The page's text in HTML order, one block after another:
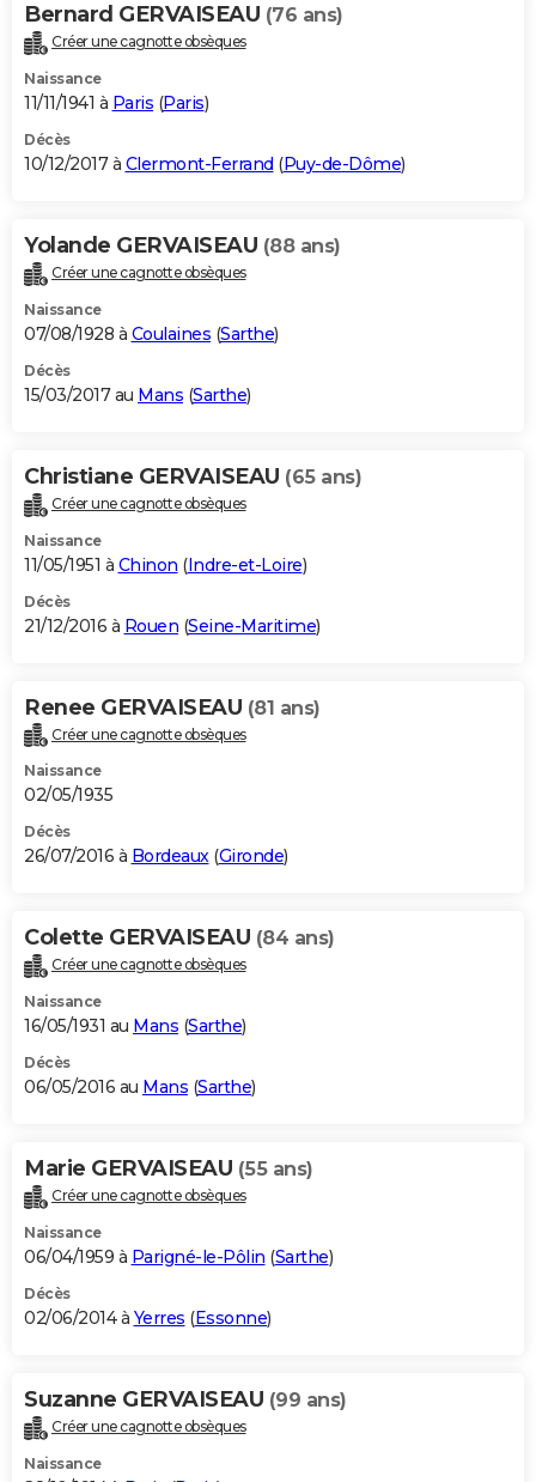
Bernard GERVAISEAU (76 ans)
Créer une cagnotte obsèques
Naissance
11/11/1941 à Paris (Paris)
Décès
10/12/2017 à Clermont-Ferrand (Puy-de-Dôme)
Yolande GERVAISEAU (88 ans)
Créer une cagnotte obsèques
Naissance
07/08/1928 à Coulaines (Sarthe)
Décès
15/03/2017 au Mans (Sarthe)
Christiane GERVAISEAU (65 ans)
Créer une cagnotte obsèques
Naissance
11/05/1951 à Chinon (Indre-et-Loire)
Décès
21/12/2016 à Rouen (Seine-Maritime)
Renee GERVAISEAU (81 ans)
Créer une cagnotte obsèques
Naissance
02/05/1935
Décès
26/07/2016 à Bordeaux(Gironde)
Colette GERVAISEAU (84 ans)
Créer une cagnotte obsèques
Naissance
16/05/1931 au Mans (Sarthe)
Décès
06/05/2016 au Mans (Sarthe)
Marie GERVAISEAU (55 ans)
Créer une cagnotte obsèques
Naissance
06/04/1959 à Parigné-le-Pôlin (Sarthe)
Décès
02/06/2014 à Yerres (Essonne)
Suzanne GERVAISEAU (99 ans)
Créer une cagnotte obsèques
Naissance